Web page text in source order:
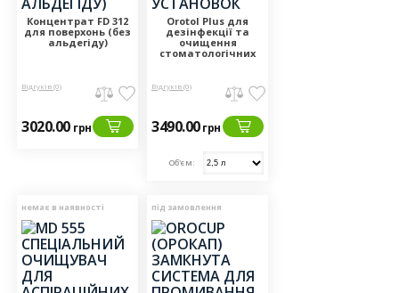
Концентрат FD 312
для поверхонь (без
альдегіду)
Відгуків (0)
3020.00 грн
Orotol Plus для
дезінфекції та
очищення
стоматологічних
Відгуків (0)
3490.00грн
Об'єм:
немає в наявності під замовлення